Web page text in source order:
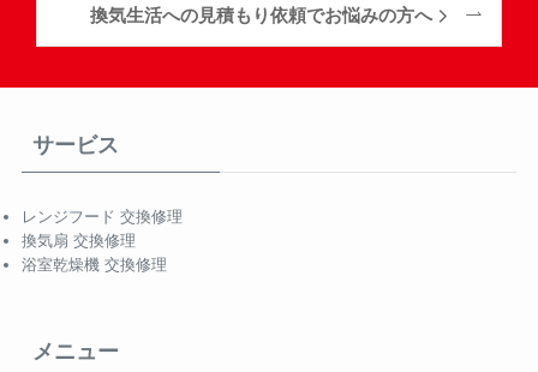
換気生活への見積もり依頼でお悩みの方へ
サービス
レンジフード 交換修理
換気扇 交換修理
浴室乾燥機 交換修理
メニュー